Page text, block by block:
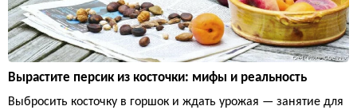
Вырастите персик из косточки: мифы и реальность
Выбросить косточку в горшок и ждать урожая — занятие для